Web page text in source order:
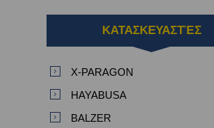
ΚΑΤΑΣΚΕΥΑΣΤΈΣ
X-PARAGON
HAYABUSA
BALZER